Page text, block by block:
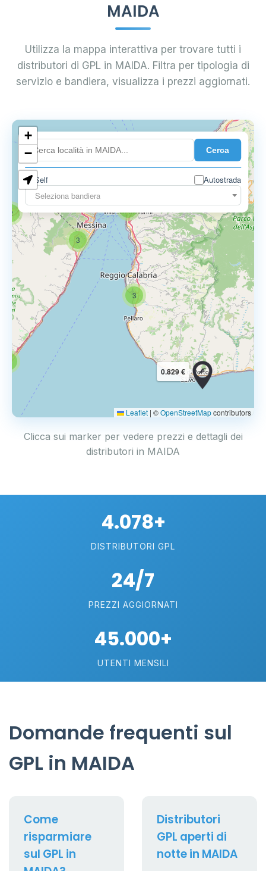
MAIDA
Utilizza la mappa interattiva per trovare tutti i
distributori di GPL in MAIDA. Filtra per tipologia di
servizio e bandiera, visualizza i prezzi aggiornati.
Cerca
Self
Autostrada
Seleziona bandiera
3
4
3
2
0.829 €
0.850 €
+
−
Leaflet | ©OpenStreetMapcontributors
Clicca sui marker per vedere prezzi e dettagli dei
distributori in MAIDA
4.078+
DISTRIBUTORI GPL
24/7
PREZZI AGGIORNATI
45.000+
UTENTI MENSILI
Domande frequenti sul
GPL in MAIDA
Come
risparmiare
sul GPL in
Distributori
GPL aperti di
notte in MAIDA